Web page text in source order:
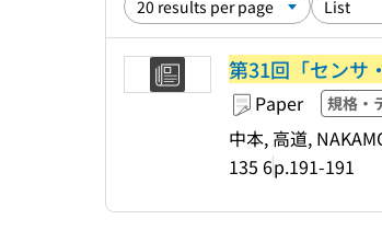
第31回「センサ
Paper 規格・
中本, 高道,
135 6p.191-191